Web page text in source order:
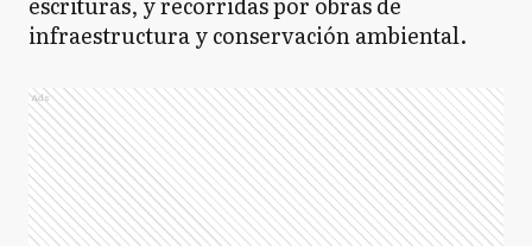
infraestructura y conservación ambiental.
Ads